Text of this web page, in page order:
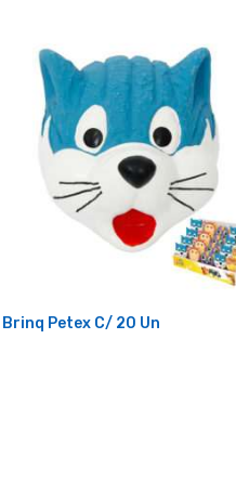
Brinq Petex C/ 20 Un